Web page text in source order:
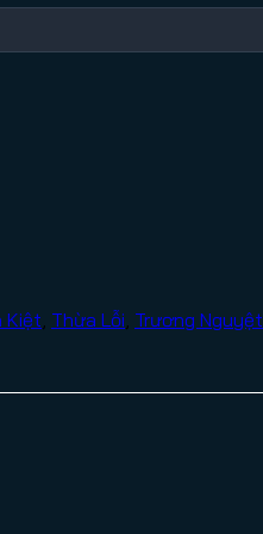
Kiệt Thừa Lỗi Trương Nguyệt